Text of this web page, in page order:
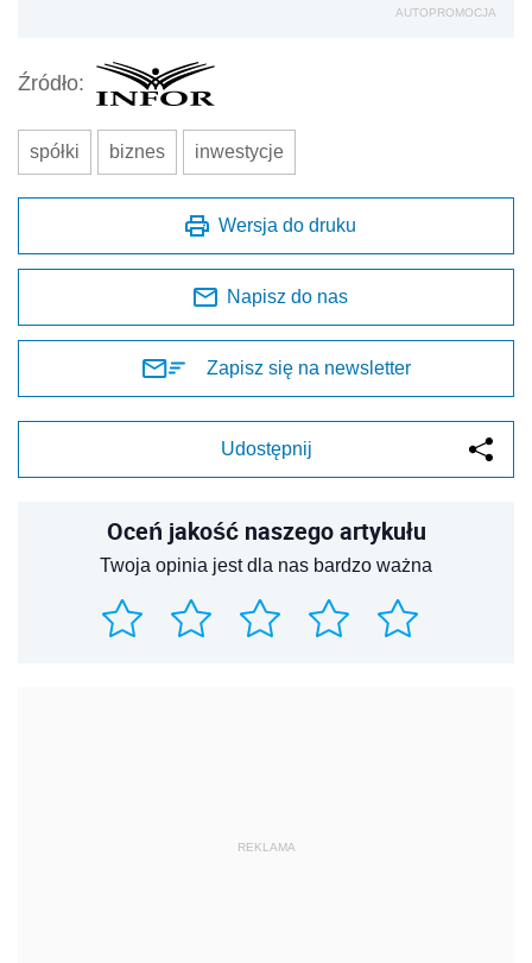
AUTOPROMOCJA
Źródło:
spółki biznes inwestycje
Wersja do druku
Napisz do nas
Zapisz się na newsletter
Udostępnij
Oceń jakość naszego artykułu
Twoja opinia jest dla nas bardzo ważna
REKLAMA